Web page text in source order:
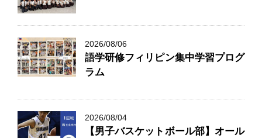
2026/08/06
語学研修フィリピン集中学習プログ
ラム
2026/08/04
【男子バスケットボール部】オール